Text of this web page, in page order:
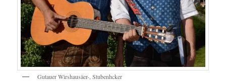
Gutauer Wirshausäer-, Stubenhcker